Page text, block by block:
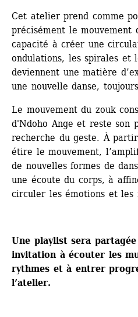
Cet atelier prend comme
précisément le mouvement
capacité à créer une
ondulations, les spirales et
deviennent une matière
une nouvelle danse,
Le mouvement du zouk
d'Ndoho Ange et reste son
recherche du geste. À
étire le mouvement,
de nouvelles formes de
une écoute du corps, à
circuler les émotions et les
Une playlist sera
invitation à écouter les
rythmes et à entrer
l’atelier.